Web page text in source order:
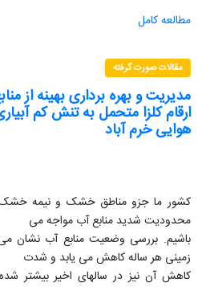
مطالعـات مورفولـوژی اسـت کـه بـه بیـان
تغییر شکل ها و تغییر مکان رودخانـه در
طول زمان می پردازد. محدوده اصلی مورد
از محل تنگ شبیخون درشاخه رباط
باشـد شـاخص مئانـدری بـودن ایـن
متعدد اجرا شده در کرانه های آن حاکی
است. اما نکته قابـل توجـه در ایـن زمینـه
که بیشتر مورد توجه برنامه ریزان
رودخانه ای و نحـوه تعیـین آن اسـت
غالبا حریم رودخانه ها بر اساس ضرائب
مطالعه کامل
مقالات صورت گرفته
مدیریت و بهره برداری بهینه از
ارقام کلزا متحمل به تنش کم
هوایی خرم آباد
کشور ما جزو مناطق خشک و نیمه خشک
محدودیت شدید منابع آب مواجه می
باشیم. بررسی وضعیت منابع آب نشان
زمینی هر ساله کاهش می یابد و شدت
کاهش آن نیز در سالهای اخیر بیشتر